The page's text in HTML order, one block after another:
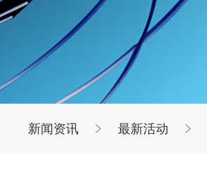
新闻资讯 最新活动